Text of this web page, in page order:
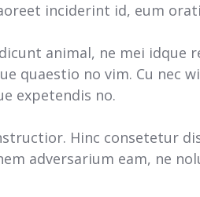
inciderint id, eum
animal, ne mei idque
quaestio no vim. Cu nec
expetendis no.
Hinc consetetur
adversarium eam, ne